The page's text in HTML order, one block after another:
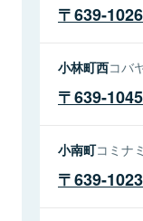
639-1026
小林町西コバ
639-1045
小南町コミナ
639-1023